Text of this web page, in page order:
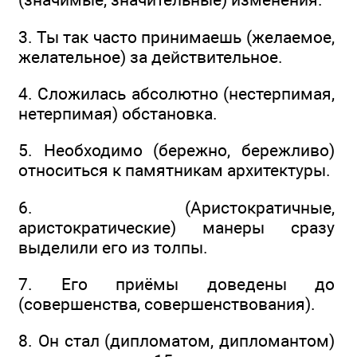
3. Ты так часто принимаешь (желаемое,
желательное) за действительное.
4. Сложилась абсолютно (нестерпимая,
нетерпимая) обстановка.
5. Необходимо (бережно, бережливо)
относиться к памятникам архитектуры.
6. (Аристократичные,
аристократические) манеры сразу
выделили его из толпы.
7. Его приёмы доведены до
(совершенства, совершенствования).
8. Он стал (дипломатом, дипломантом)